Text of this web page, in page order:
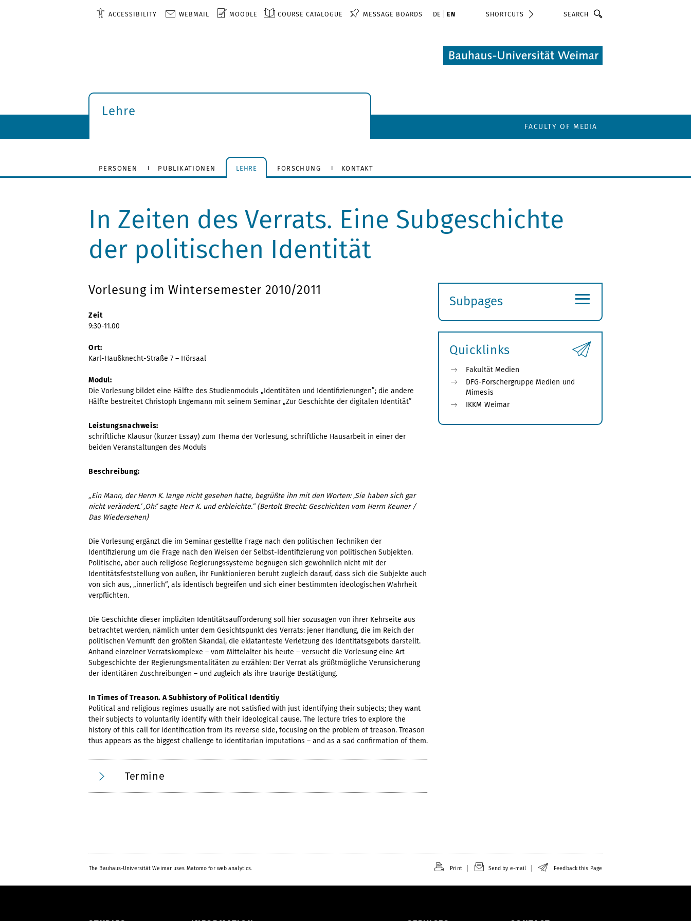
ACCESSIBILITY WEBMAIL MOODLE COURSE CATALOGUE MESSAGE BOARDS DE EN SHORTCUTS
Lehre
FACULTY OF MEDIA
PERSONEN PUBLIKATIONEN LEHRE FORSCHUNG KONTAKT
In Zeiten des Verrats. Eine Subgeschichte
der politischen Identität
Vorlesung im Wintersemester 2010/2011
Zeit
9:30-11.00
Ort:
Karl-Haußknecht-Straße 7 – Hörsaal
Modul:
Die Vorlesung bildet eine Hälfte des Studienmoduls „Identitäten und Identifizierungen”; die andere
Hälfte bestreitet Christoph Engemann mit seinem Seminar „Zur Geschichte der digitalen Identität”
Leistungsnachweis:
schriftliche Klausur (kurzer Essay) zum Thema der Vorlesung, schriftliche Hausarbeit in einer der
beiden Veranstaltungen des Moduls
Beschreibung:
„Ein Mann, der Herrn K. lange nicht gesehen hatte, begrüßte ihn mit den Worten: ‚Sie haben sich gar
nicht verändert.’ ‚Oh!’ sagte Herr K. und erbleichte.” (Bertolt Brecht: Geschichten vom Herrn Keuner /
Das Wiedersehen)
Die Vorlesung ergänzt die im Seminar gestellte Frage nach den politischen Techniken der
Identifizierung um die Frage nach den Weisen der Selbst-Identifizierung von politischen Subjekten.
Politische, aber auch religiöse Regierungssysteme begnügen sich gewöhnlich nicht mit der
Identitätsfeststellung von außen, ihr Funktionieren beruht zugleich darauf, dass sich die Subjekte auch
von sich aus, „innerlich“, als identisch begreifen und sich einer bestimmten ideologischen Wahrheit
verpflichten.
Die Geschichte dieser impliziten Identitätsaufforderung soll hier sozusagen von ihrer Kehrseite aus
betrachtet werden, nämlich unter dem Gesichtspunkt des Verrats: jener Handlung, die im Reich der
politischen Vernunft den größten Skandal, die eklatanteste Verletzung des Identitätsgebots darstellt.
Anhand einzelner Verratskomplexe – vom Mittelalter bis heute – versucht die Vorlesung eine Art
Subgeschichte der Regierungsmentalitäten zu erzählen: Der Verrat als größtmögliche Verunsicherung
der identitären Zuschreibungen – und zugleich als ihre traurige Bestätigung.
In Times of Treason. A Subhistory of Political Identitiy
Political and religious regimes usually are not satisfied with just identifying their subjects; they want
their subjects to voluntarily identify with their ideological cause. The lecture tries to explore the
history of this call for identification from its reverse side, focusing on the problem of treason. Treason
thus appears as the biggest challenge to identitarian imputations – and as a sad confirmation of them.
Termine
Subpages
submenu
≡
Quicklinks
Fakultät Medien
DFG-Forschergruppe Medien und
Mimesis
IKKM Weimar
The Bauhaus-Universität Weimar uses Matomo for web analytics. Print Send by e-mail Feedback this Page